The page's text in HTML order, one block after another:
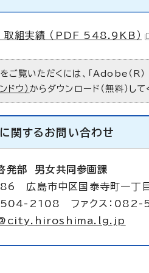
組実績 （PDF 548.9KB）
ご覧いただくには、「Adobe（R
ドウ） からダウンロード（無料）して
関する お問い合わせ
発部男女共同参画課
広島市中区国泰寺町一丁
504-2108 ファクス：